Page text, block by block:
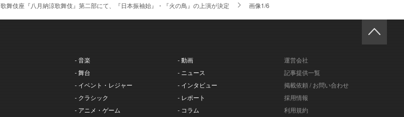
歌舞伎座『八月納涼歌舞伎』第二部にて、『日本振袖始』・『火の鳥』の上演が決定 画像1/6
- 音楽
- 舞台
- イベント・レジャー
- クラシック
- アニメ・ゲーム
- 動画
- ニュース
- インタビュー
- レポート
- コラム
運営会社
記事提供一覧
掲載依頼 / お問い合わせ
採用情報
利用規約